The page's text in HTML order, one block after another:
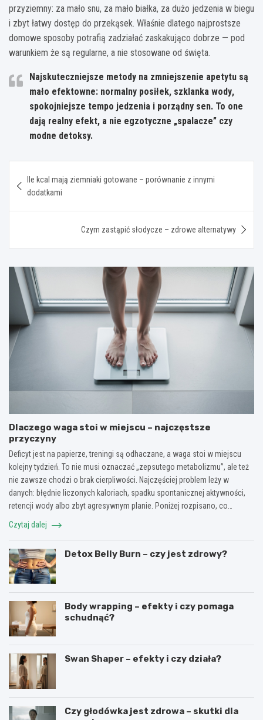
przyziemny: za mało snu, za mało białka, za dużo jedzenia w biegu
i zbyt łatwy dostęp do przekąsek. Właśnie dlatego najprostsze
domowe sposoby potrafią zadziałać zaskakująco dobrze — pod
warunkiem że są regularne, a nie stosowane od święta.
Najskuteczniejsze metody na zmniejszenie apetytu są
mało efektowne: normalny posiłek, szklanka wody,
spokojniejsze tempo jedzenia i porządny sen. To one
dają realny efekt, a nie egzotyczne „spalacze” czy
modne detoksy.
wpisu
Ile kcal mają ziemniaki gotowane – porównanie z innymi
dodatkami
Czym zastąpić słodycze – zdrowe alternatywy
Dlaczego waga stoi w miejscu – najczęstsze
przyczyny
Deficyt jest na papierze, treningi są odhaczane, a waga stoi w miejscu
kolejny tydzień. To nie musi oznaczać „zepsutego metabolizmu”, ale też
nie zawsze chodzi o brak cierpliwości. Najczęściej problem leży w
danych: błędnie liczonych kaloriach, spadku spontanicznej aktywności,
retencji wody albo zbyt agresywnym planie. Poniżej rozpisano, co…
Czytaj dalej
Detox Belly Burn – czy jest zdrowy?
Body wrapping – efekty i czy pomaga
schudnąć?
Swan Shaper – efekty i czy działa?
Czy głodówka jest zdrowa – skutki dla